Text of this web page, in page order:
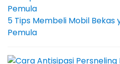
5 Tips Membeli Mobil Bekas
Pemula